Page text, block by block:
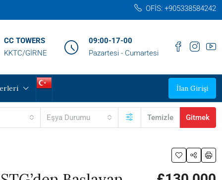
OFİS: +905338584242‬
CC TOWERS
KKTC/GİRNE
09:00-17-00
Pazartesi - Cumartesi
İlan Girişi
Eşya Durumu Temizle Gitmek